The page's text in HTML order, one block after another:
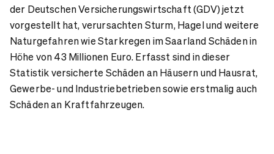
der Deutschen Versicherungswirtschaft (GDV) jetzt
vorgestellt hat, verursachten Sturm, Hagel und weitere
Naturgefahren wie Starkregen im Saarland Schäden in
Höhe von 43 Millionen Euro. Erfasst sind in dieser
Statistik versicherte Schäden an Häusern und Hausrat,
Gewerbe- und Industriebetrieben sowie erstmalig auch
Schäden an Kraftfahrzeugen.